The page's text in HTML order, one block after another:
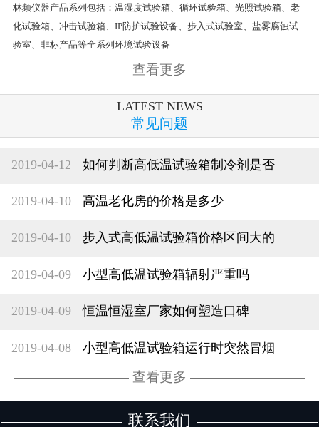
林频仪器产品系列包括：温湿度试验箱、循环试验箱、光照试验箱、老
化试验箱、冲击试验箱、IP防护试验设备、步入式试验室、盐雾腐蚀试
验室、非标产品等全系列环境试验设备
查看更多
LATEST NEWS
常见问题
2019-04-12 如何判断高低温试验箱制冷剂是否
2019-04-10 高温老化房的价格是多少
2019-04-10 步入式高低温试验箱价格区间大的
2019-04-09 小型高低温试验箱辐射严重吗
2019-04-09 恒温恒湿室厂家如何塑造口碑
2019-04-08 小型高低温试验箱运行时突然冒烟
查看更多
联系我们